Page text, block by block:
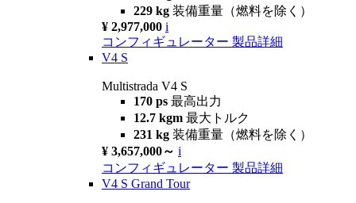
229 kg 装備重量（燃料を除く）
¥ 2,977,000 i
コンフィギュレーター 製品詳細
V4 S
Multistrada V4 S
170 ps 最高出力
12.7 kgm 最大トルク
231 kg 装備重量（燃料を除く）
¥ 3,657,000～ i
コンフィギュレーター 製品詳細
V4 S Grand Tour